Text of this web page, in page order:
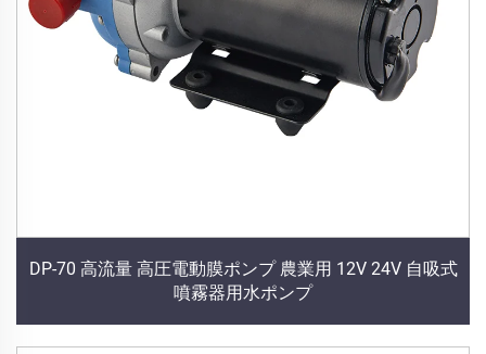
DP-70 高流量 高圧電動膜ポンプ 農業用 12V 24V 自吸式
噴霧器用水ポンプ